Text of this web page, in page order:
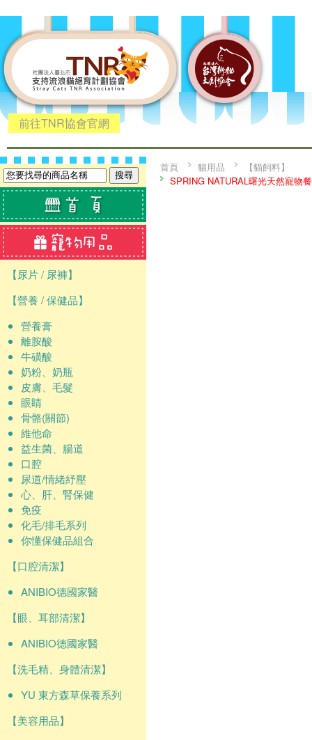
前往TNR協會官網
【尿片 / 尿褲】
【營養 / 保健品】
營養膏
離胺酸
牛磺酸
奶粉、奶瓶
皮膚、毛髮
眼睛
骨骼(關節)
維他命
益生菌、腸道
口腔
尿道/情緒紓壓
心、肝、腎保健
免疫
化毛/排毛系列
你懂保健品組合
【口腔清潔】
ANIBIO德國家醫
【眼、耳部清潔】
ANIBIO德國家醫
【洗毛精、身體清潔】
YU 東方森草保養系列
【美容用品】
首頁 貓用品
【貓飼料】
SPRING NATURAL曙光天然寵物